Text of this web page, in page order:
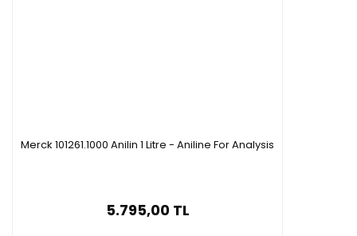
Merck 101261.1000 Anilin 1 Litre - Aniline For Analysis
5.795,00 TL